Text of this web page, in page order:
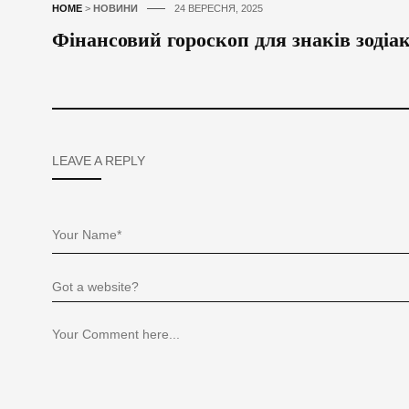
HOME > НОВИНИ 24 ВЕРЕСНЯ, 2025
Фінансовий гороскоп для знаків
LEAVE A REPLY